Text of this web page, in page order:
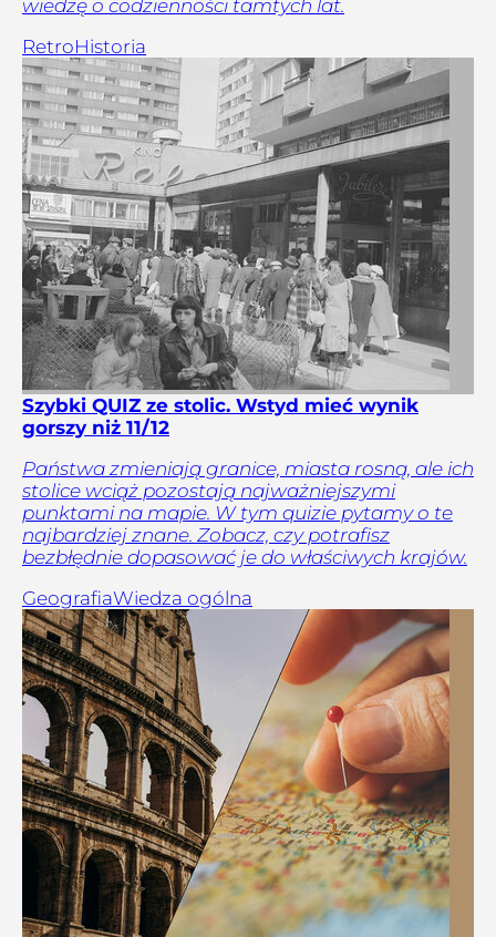
wiedzę o codzienności tamtych lat.
RetroHistoria
Szybki QUIZ ze stolic. Wstyd mieć wynik
gorszy niż 11/12
Państwa zmieniają granice, miasta rosną, ale ich
stolice wciąż pozostają najważniejszymi
punktami na mapie. W tym quizie pytamy o te
najbardziej znane. Zobacz, czy potrafisz
bezbłędnie dopasować je do właściwych krajów.
GeografiaWiedza ogólna